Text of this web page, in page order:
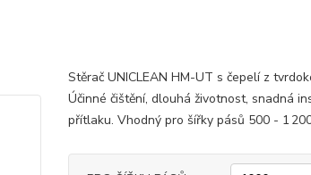
Stěrač UNICLEAN HM-UT s čepelí z
Účinné čištění, dlouhá životnost, snadná
přítlaku. Vhodný pro šířky pásů 500 - 1